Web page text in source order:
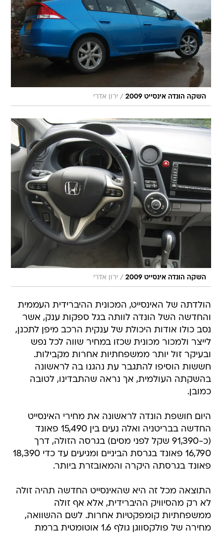
השקה הונדה אינסייט 2009 / ירון אדרי
השקה הונדה אינסייט 2009 / ירון אדרי
הולדתה של האינסייט, המכונית ההיברידית העממית
והחדשה השל הונדה לוותה בגל ספקות ענק, אשר
נסב כולו אודות היכולת של ענקית הרכב מיפן לתכנן,
לייצר ולמכור מכונית שכזו במחיר שווה לכל נפש
ובעיקר זול יותר ממשפחתיות אחרות מקבילות.
חששות הוסיפו להתגבר עת נהגנו בה לראשונה
בהשקתה העולמית, אך נראה שהתבדינו, לטובה
כמובן.
היום חושפת הונדה לראשונה את מחירי האינסייט
החדשה בבריטניה ואלה נעים בין 15,490 פאונד
(כ-91,390 שקל לפני מסים) בגרסה הזולה, דרך
16,790 פאונד בגרסת הביניים ומגיעים עד כדי 18,390
פאונד בגרסתה היקרה והמאובזרת ביותר.
התוצאה מכל זה היא שהאינסייט החדשה תהיה זולה
לא רק מהסיוויק ההיברידית, אלא אף זולה
ממשפחתיות קומפקטיות אחרות. לשם ההשוואה,
מחירה של פולקסווגן גולף 1.6 אוטומטית ברמת